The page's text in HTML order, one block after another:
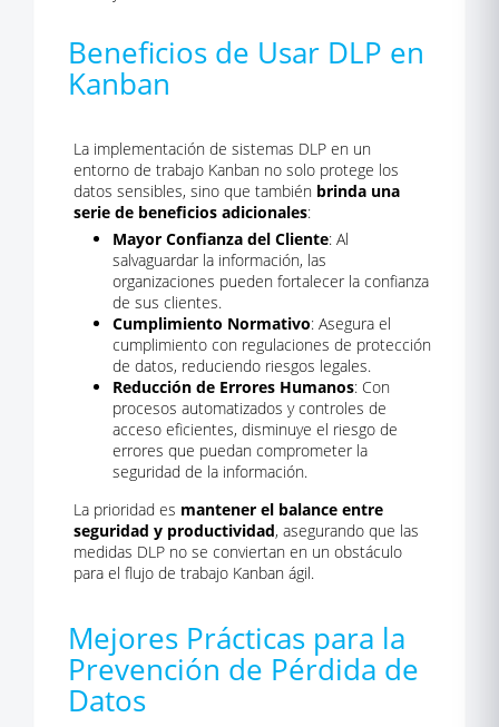
Beneficios de Usar DLP en
Kanban
La implementación de sistemas DLP en un
entorno de trabajo Kanban no solo protege los
datos sensibles, sino que también brinda una
serie de beneficios adicionales:
Mayor Confianza del Cliente: Al
salvaguardar la información, las
organizaciones pueden fortalecer la confianza
de sus clientes.
Cumplimiento Normativo: Asegura el
cumplimiento con regulaciones de protección
de datos, reduciendo riesgos legales.
Reducción de Errores Humanos: Con
procesos automatizados y controles de
acceso eficientes, disminuye el riesgo de
errores que puedan comprometer la
seguridad de la información.
La prioridad es mantener el balance entre
seguridad y productividad, asegurando que las
medidas DLP no se conviertan en un obstáculo
para el flujo de trabajo Kanban ágil.
Mejores Prácticas para la
Prevención de Pérdida de
Datos